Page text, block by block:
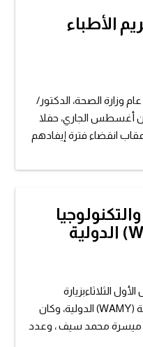
الأطباء
وزارة الصحة، الدكتور/
تراب، يوم الخميس الماضي، الموافق الـ 3 من أغسطس الجاري، حفلا
انقضاء فترة إيفادهم
الثلاثاءبزيارة
لأكاديمية العلوم والتكنولوجيا الصناعية التابعة لمنظمة (WAMY) الدولية، وكان
/ ميسرة محمد سيف ، وعدد